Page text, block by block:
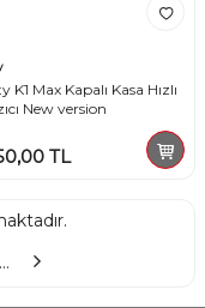
K1 Max Kapalı Kasa Hızlı
New version
TL
…